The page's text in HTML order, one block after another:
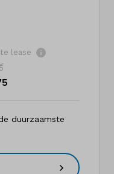
lease
duurzaamste